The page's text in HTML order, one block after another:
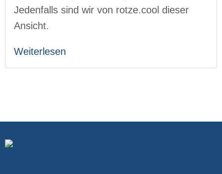
Jedenfalls sind wir von rotze.cool dieser
Ansicht.
Weiterlesen